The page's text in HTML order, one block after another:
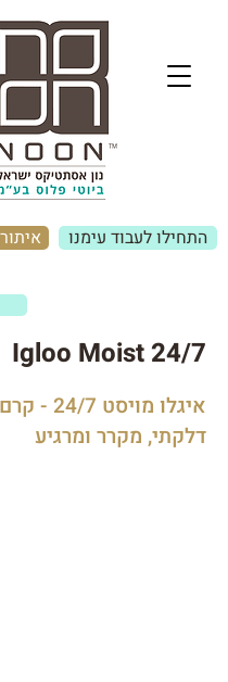
התחילו לעבוד עימנו
Igloo Moist 24/7
איגלו
דלקתי, מקרר ומרגיע